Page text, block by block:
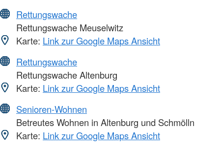
Rettungswache
Rettungswache Meuselwitz
Karte: Link zur Google Maps Ansicht
Rettungswache
Rettungswache Altenburg
Karte: Link zur Google Maps Ansicht
Senioren-Wohnen
Betreutes Wohnen in Altenburg und Schmölln
Karte: Link zur Google Maps Ansicht